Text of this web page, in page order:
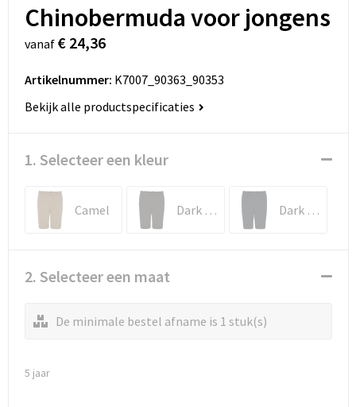
Chinobermuda voor jongens
vanaf € 24,36
Artikelnummer: K7007_90363_90353
Bekijk alle productspecificaties
1. Selecteer een kleur
Camel Dark Grey Dark Navy
2. Selecteer een maat
De minimale bestel afname is 1 stuk(s)
5 jaar